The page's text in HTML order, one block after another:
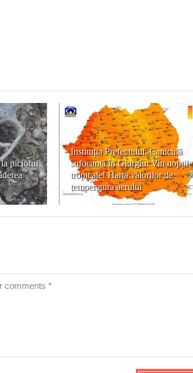
la piciorul
Instituția Prefectului: Caniculă
sufocantă în Giurgiu: Vin nopțile
tropicale! Harta valorilor de
temperatura aerului